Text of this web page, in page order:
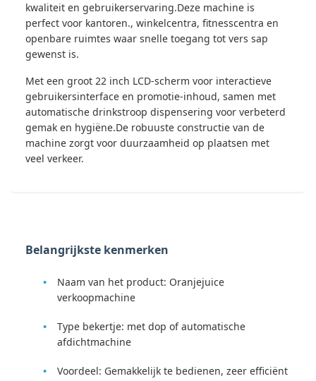
kwaliteit en gebruikerservaring.Deze machine is
perfect voor kantoren., winkelcentra, fitnesscentra en
openbare ruimtes waar snelle toegang tot vers sap
gewenst is.
Met een groot 22 inch LCD-scherm voor interactieve
gebruikersinterface en promotie-inhoud, samen met
automatische drinkstroop dispensering voor verbeterd
gemak en hygiëne.De robuuste constructie van de
machine zorgt voor duurzaamheid op plaatsen met
veel verkeer.
Belangrijkste kenmerken
Naam van het product: Oranjejuice
verkoopmachine
Type bekertje: met dop of automatische
afdichtmachine
Voordeel: Gemakkelijk te bedienen, zeer efficiënt